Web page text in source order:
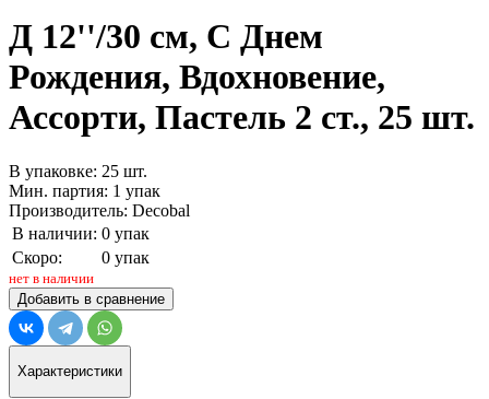
Д 12''/30 см, С Днем
Рождения, Вдохновение,
Ассорти, Пастель 2 ст., 25 шт.
В упаковке: 25 шт.
Мин. партия: 1 упак
Производитель: Decobal
В наличии: 0 упак
Скоро:
0 упак
нет в наличии
Добавить в сравнение
Характеристики